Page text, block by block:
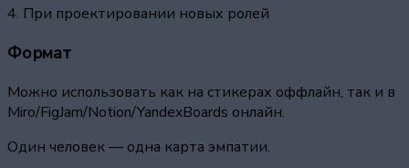
4. При проектировании новых ролей
Формат
Можно использовать как на стикерах оффлайн, так и в
Miro/FigJam/Notion/YandexBoards онлайн.
Один человек — одна карта эмпатии.